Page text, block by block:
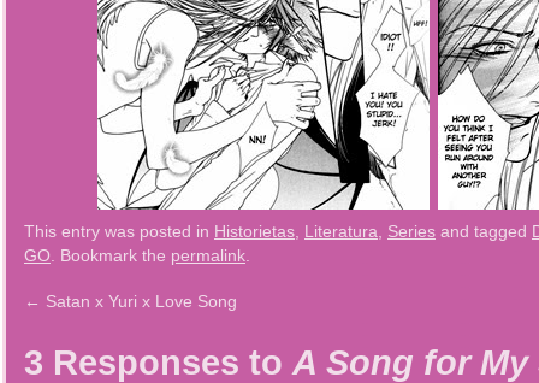
This entry was posted in Historietas Literatura Series and tagged
GO . Bookmark the permalink
← Satan x Yuri x Love Song
3 Responses to A Song for My